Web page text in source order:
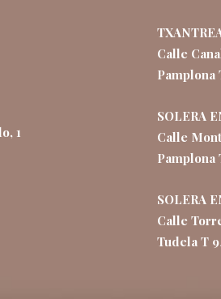
1
Calle
Pamplona
SOLERA
Calle
Pamplona
SOLERA
Calle
Tudela T